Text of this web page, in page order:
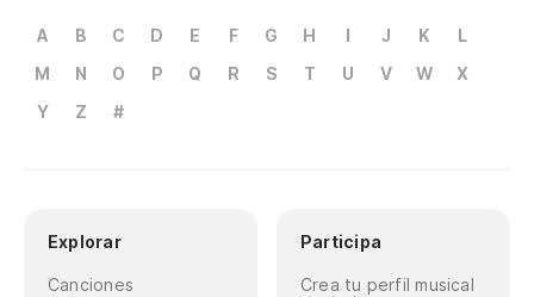
A B C D E F G H I J K
L
M
N O P Q R S T U V W
X
Y
Z #
Explorar
Canciones
Participa
Crea tu perfil musical